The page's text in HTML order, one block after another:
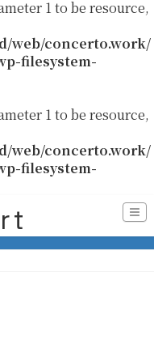
1 to be resource,
web/concerto.work/
filesystem-
1 to be resource,
web/concerto.work/
filesystem-